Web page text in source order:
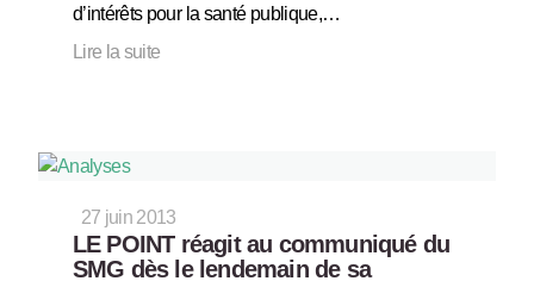
d’intérêts pour la santé publique,…
Lire la suite
27 juin 2013
LE POINT réagit au communiqué du
SMG dès le lendemain de sa